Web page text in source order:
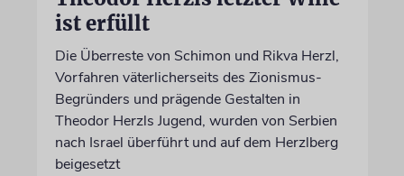
ist erfüllt
Die Überreste von Schimon und Rikva Herzl,
Vorfahren väterlicherseits des Zionismus-
Begründers und prägende Gestalten in
Theodor Herzls Jugend, wurden von Serbien
nach Israel überführt und auf dem Herzlberg
beigesetzt